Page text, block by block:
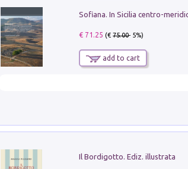
€ 71.25 (€75.00- 5%)
add to cart
Il Bordigotto. Ediz. illustrata